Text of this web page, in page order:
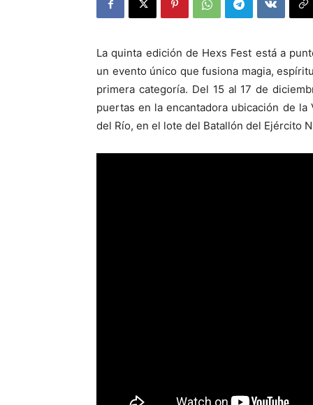
La quinta edición de Hexs Fest está a
un evento único que fusiona magia,
primera categoría. Del 15 al 17 de
puertas en la encantadora ubicación de
del Río, en el lote del Batallón del Ejército